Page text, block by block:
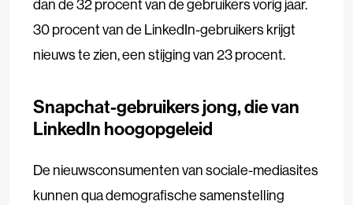
dan de 32 procent van de gebruikers vorig jaar.
30 procent van de LinkedIn-gebruikers krijgt
nieuws te zien, een stijging van 23 procent.
Snapchat-gebruikers jong, die van
LinkedIn hoogopgeleid
De nieuwsconsumenten van sociale-mediasites
kunnen qua demografische samenstelling